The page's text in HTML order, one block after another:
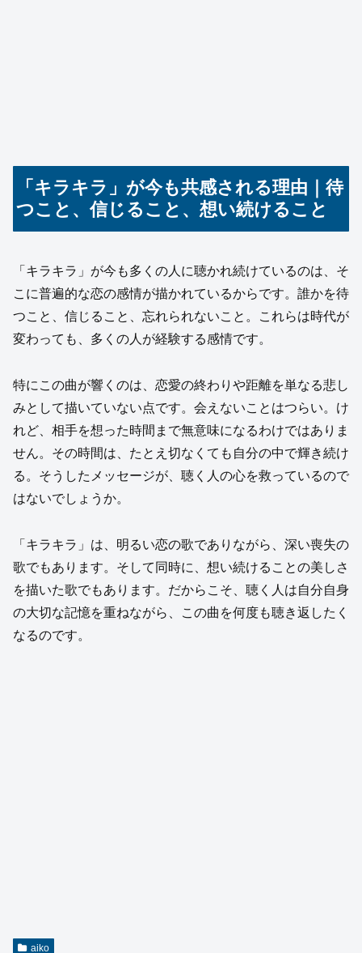
「キラキラ」が今も共感される理由｜待
つこと、信じること、想い続けること
「キラキラ」が今も多くの人に聴かれ続けているのは、そ
こに普遍的な恋の感情が描かれているからです。誰かを待
つこと、信じること、忘れられないこと。これらは時代が
変わっても、多くの人が経験する感情です。
特にこの曲が響くのは、恋愛の終わりや距離を単なる悲し
みとして描いていない点です。会えないことはつらい。け
れど、相手を想った時間まで無意味になるわけではありま
せん。その時間は、たとえ切なくても自分の中で輝き続け
る。そうしたメッセージが、聴く人の心を救っているので
はないでしょうか。
「キラキラ」は、明るい恋の歌でありながら、深い喪失の
歌でもあります。そして同時に、想い続けることの美しさ
を描いた歌でもあります。だからこそ、聴く人は自分自身
の大切な記憶を重ねながら、この曲を何度も聴き返したく
なるのです。
aiko